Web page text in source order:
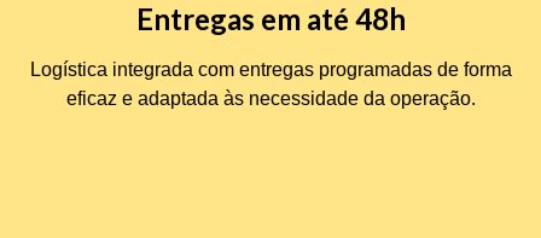
Entregas em até 48h
Logística integrada com entregas programadas de forma
eficaz e adaptada às necessidade da operação.